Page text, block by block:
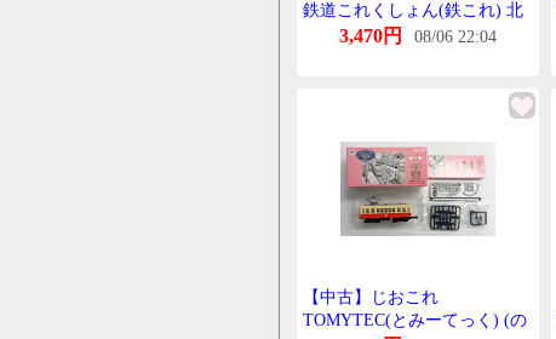
鉄道これくしょん(鉄これ) 北
陸鉄道8000系8802編成 復刻塗
3,470円 08/06 22:04
【中古】じおこれ
TOMYTEC(とみーてっく) (の